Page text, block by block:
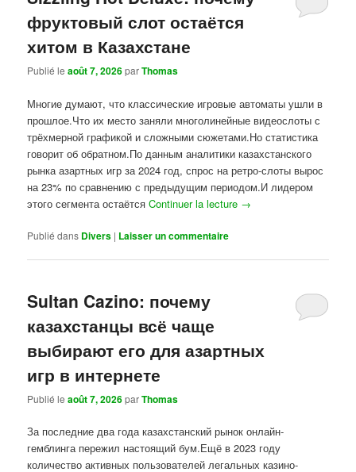
фруктовый слот остаётся
хитом в Казахстане
Publié leaoût 7, 2026parThomas
Многие думают, что классические игровые автоматы ушли в
прошлое.Что их место заняли многолинейные видеослоты с
трёхмерной графикой и сложными сюжетами.Но статистика
говорит об обратном.По данным аналитики казахстанского
рынка азартных игр за 2024 год, спрос на ретро-слоты вырос
на 23% по сравнению с предыдущим периодом.И лидером
этого сегмента остаётсяContinuer la lecture →
Publié dans Divers | Laisser un commentaire
Sultan Cazino: почему
казахстанцы всё чаще
выбирают его для азартных
игр в интернете
Publié leaoût 7, 2026parThomas
За последние два года казахстанский рынок онлайн-
гемблинга пережил настоящий бум.Ещё в 2023 году
количество активных пользователей легальных казино-